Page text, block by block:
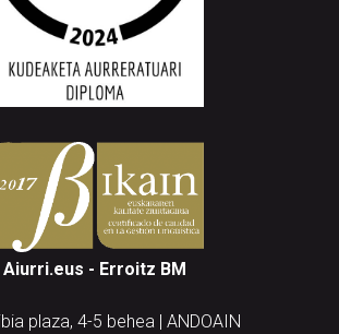
Aiurri.eus - Erroitz BM
plaza, 4-5 behea | ANDOAIN